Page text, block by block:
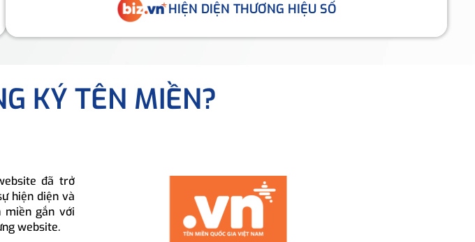
HIỆN DIỆN THƯƠNG HIỆU SỐ
KÝ TÊN MIỀN?
đã trở
hiện diện và
miền gắn với
website.